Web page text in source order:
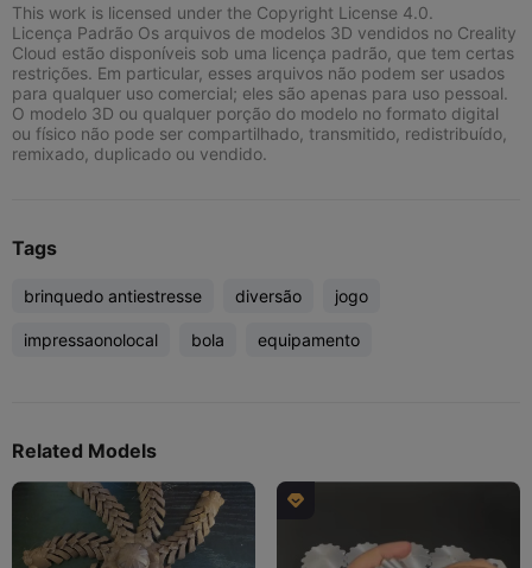
This work is licensed under the Copyright License 4.0.
Licença Padrão Os arquivos de modelos 3D vendidos no Creality
Cloud estão disponíveis sob uma licença padrão, que tem certas
restrições. Em particular, esses arquivos não podem ser usados
para qualquer uso comercial; eles são apenas para uso pessoal.
O modelo 3D ou qualquer porção do modelo no formato digital
ou físico não pode ser compartilhado, transmitido, redistribuído,
remixado, duplicado ou vendido.
Tags
brinquedo antiestresse diversão jogo
impressaonolocal bola equipamento
Related Models
